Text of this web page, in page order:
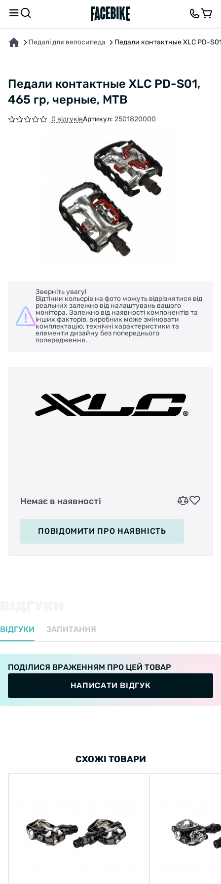
Педалі для велосипеда Педали контактные XLC PD-
Педали контактные XLC PD-S01,
465 гр, черные, MTB
0 відгуківАртикул: 2501820000
Зверніть увагу!
Відтінки кольорів на фото можуть відрізнятися від
реальних залежно від налаштувань вашого
монітора. Залежно від наявності компонентів та
інших факторів, виробник може змінювати
комплектацію, технічні характеристики та
елементи дизайну без попереднього
попередження.
Немає в наявності
ПОВІДОМИТИ ПРО НАЯВНІСТЬ
ВІДГУКИ ЗАПИТАННЯ
ПОДІЛИСЯ ВРАЖЕННЯМ ПРО ЦЕЙ ТОВАР
НАПИСАТИ ВІДГУК
ПРО ТОВАР ВІДГУКИ ТА ЗАПИТАННЯ
СХОЖІ ТОВАРИ